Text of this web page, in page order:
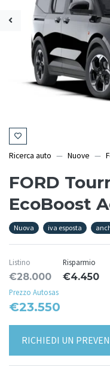
Ricerca auto Nuove
FORD
EcoBoost
Nuova iva esposta
Listino
€28.000
Risparmio
€4.450
Prezzo Autosas
€23.550
RICHIEDI UN